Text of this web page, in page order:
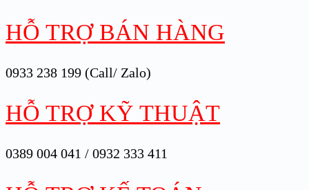
HỖ TRỢ BÁN HÀNG
0933 238 199 (Call/ Zalo)
HỖ TRỢ KỸ THUẬT
0389 004 041 / 0932 333 411